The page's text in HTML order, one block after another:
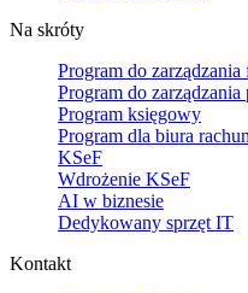
Na skróty
Program do zarządzania
Program do zarządzania
Program księgowy
Program dla biura
KSeF
Wdrożenie KSeF
AI w biznesie
Dedykowany sprzęt IT
Kontakt